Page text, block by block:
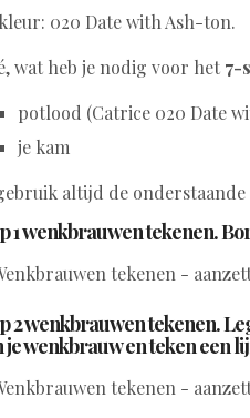
020 Date with Ash-ton.
wat heb je nodig voor het 7-
potlood (Catrice 020 Date
je kam
altijd de
1 wenkbrauwen tekenen.
2 wenkbrauwen tekenen.
je wenkbrauw en teken een